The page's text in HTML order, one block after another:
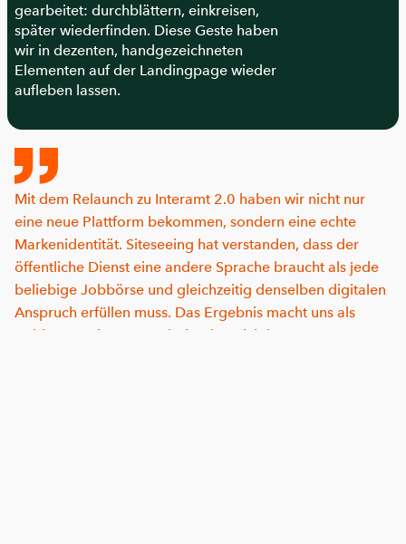
gearbeitet: durchblättern, einkreisen,
später wiederfinden. Diese Geste haben
wir in dezenten, handgezeichneten
Elementen auf der Landingpage wieder
aufleben lassen.
Mit dem Relaunch zu Interamt 2.0 haben wir nicht nur
eine neue Plattform bekommen, sondern eine echte
Markenidentität. Siteseeing hat verstanden, dass der
öffentliche Dienst eine andere Sprache braucht als jede
beliebige Jobbörse und gleichzeitig denselben digitalen
Anspruch erfüllen muss. Das Ergebnis macht uns als
Anbieter und unsere Arbeitgeber sichtbar